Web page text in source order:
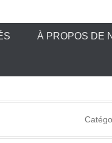
À PROPOS DE